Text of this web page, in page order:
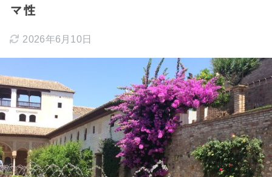
マ性
2026年6月10日